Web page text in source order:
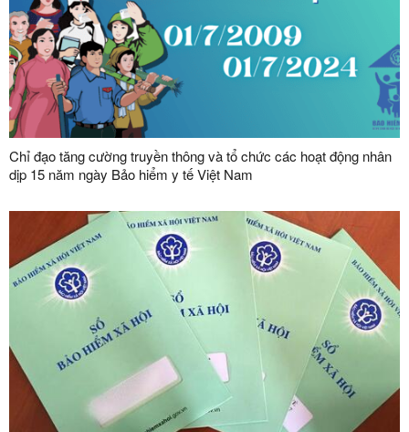
Chỉ đạo tăng cường truyền thông và tổ chức các hoạt động nhân
dịp 15 năm ngày Bảo hiểm y tế Việt Nam